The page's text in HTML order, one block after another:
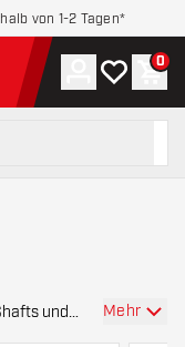
von 1-2 Tagen*
Konto
Meine 0
und
Mehr